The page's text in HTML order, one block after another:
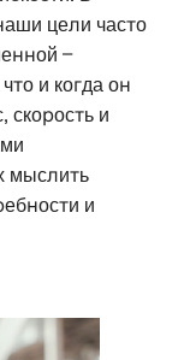
цели часто
–
и когда он
и
мыслить
и